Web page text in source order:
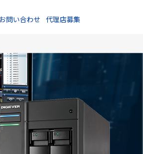
お問い合わせ 代理店募集